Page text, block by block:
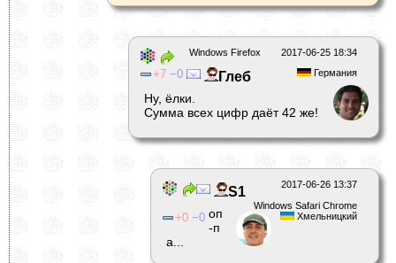
2017-06-25 18:34
Windows Firefox
Германия
7 0 Глеб
Ну, ёлки.
Сумма всех цифр даёт 42 же!
2017-06-26 13:37
Windows Safari Chrome
Хмельницкий
0 0
S1
оп
-п
а...